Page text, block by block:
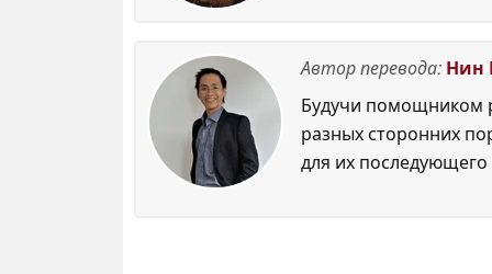
Автор перевода: Нин
Будучи помощником
разных сторонних
для их последующего